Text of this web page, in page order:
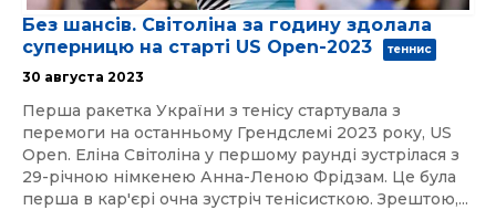
Без шансів. Світоліна за годину здолала
суперницю на старті US Open-2023
теннис
30 августа 2023
Перша ракетка України з тенісу стартувала з
перемоги на останньому Грендслемі 2023 року, US
Open. Еліна Світоліна у першому раунді зустрілася з
29-річною німкенею Анна-Леною Фрідзам. Це була
перша в кар'єрі очна зустріч тенісисткою. Зрештою,...